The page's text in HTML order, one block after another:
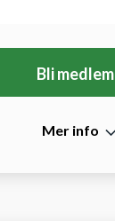
Mer info
Bli medlem